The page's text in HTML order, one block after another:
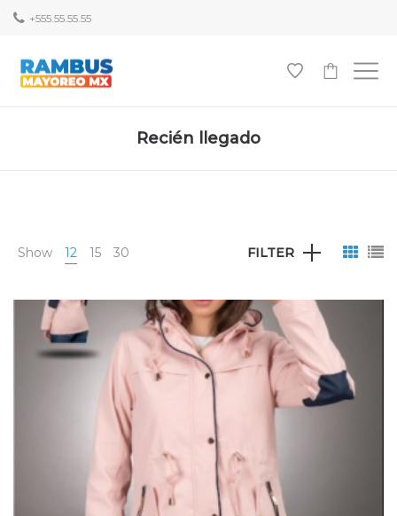
+555.55.55.55
Recién llegado
Show 12 15 30 FILTER